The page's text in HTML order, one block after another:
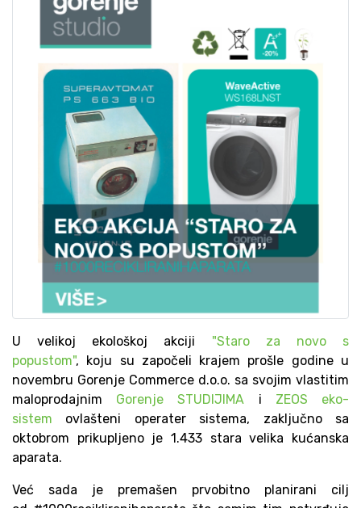
U velikoj ekološkoj akciji "Staro za novo s
popustom", koju su započeli krajem prošle godine u
novembru Gorenje Commerce d.o.o. sa svojim vlastitim
maloprodajnim Gorenje STUDIJIMA i ZEOS eko-
sistem ovlašteni operater sistema, zaključno sa
oktobrom prikupljeno je 1.433 stara velika kućanska
aparata.
Već sada je premašen prvobitno planirani cilj